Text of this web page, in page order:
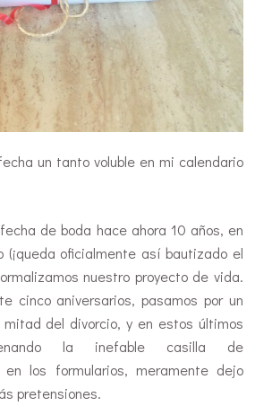
un tanto voluble en mi calendario
de boda hace ahora 10 años, en
(¡queda oficialmente así bautizado el
nuestro proyecto de vida.
cinco aniversarios, pasamos por un
del divorcio, y en estos últimos
la inefable casilla de
en los formularios, meramente dejo
pretensiones.